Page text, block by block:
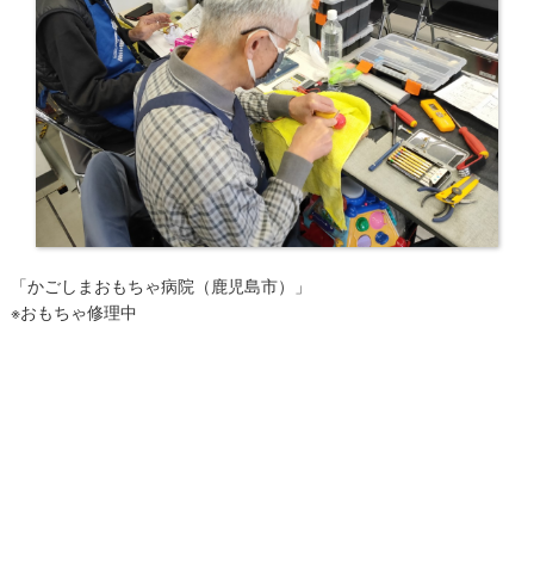
「かごしまおもちゃ病院（鹿児島市）」
※おもちゃ修理中